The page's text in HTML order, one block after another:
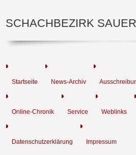
SCHACHBEZIRK
Startseite News-Archiv
Online-Chronik Service Weblinks
Datenschutzerklärung Impressum